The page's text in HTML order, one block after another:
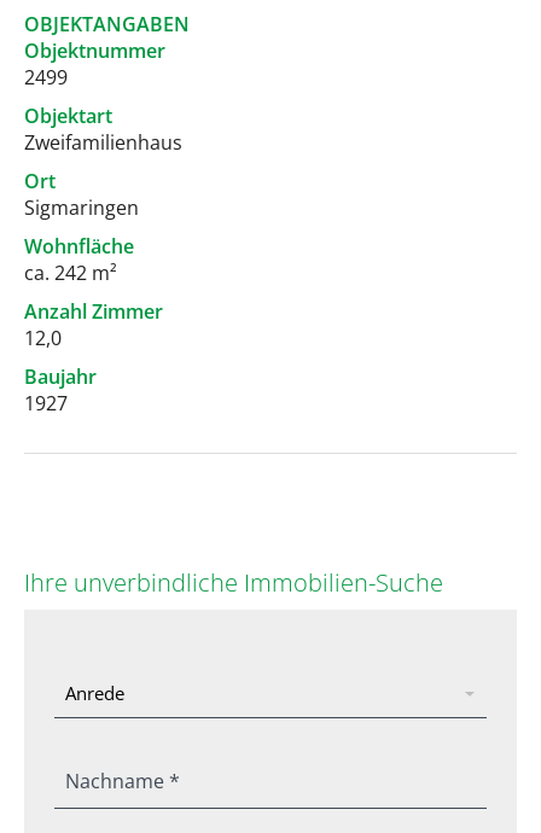
OBJEKTANGABEN
Objektnummer
2499
Objektart
Zweifamilienhaus
Ort
Sigmaringen
Wohnfläche
ca. 242 m²
Anzahl Zimmer
12,0
Baujahr
1927
Ihre unverbindliche Immobilien-Suche
Nachname *